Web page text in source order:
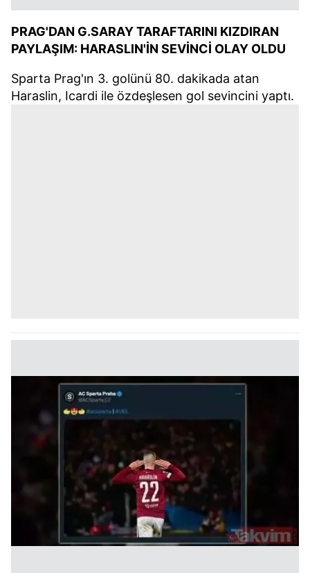
PRAG'DAN G.SARAY TARAFTARINI KIZDIRAN
PAYLAŞIM: HARASLIN'İN SEVİNCİ OLAY OLDU
Sparta Prag'ın 3. golünü 80. dakikada atan
Haraslin, Icardi ile özdeşlesen gol sevincini yaptı.